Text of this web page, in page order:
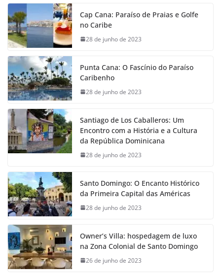
Cap Cana: Paraíso de Praias e Golfe
no Caribe
28 de junho de 2023
Punta Cana: O Fascínio do Paraíso
Caribenho
28 de junho de 2023
Santiago de Los Caballeros: Um
Encontro com a História e a Cultura
da República Dominicana
28 de junho de 2023
Santo Domingo: O Encanto Histórico
da Primeira Capital das Américas
28 de junho de 2023
Owner’s Villa: hospedagem de luxo
na Zona Colonial de Santo Domingo
26 de junho de 2023